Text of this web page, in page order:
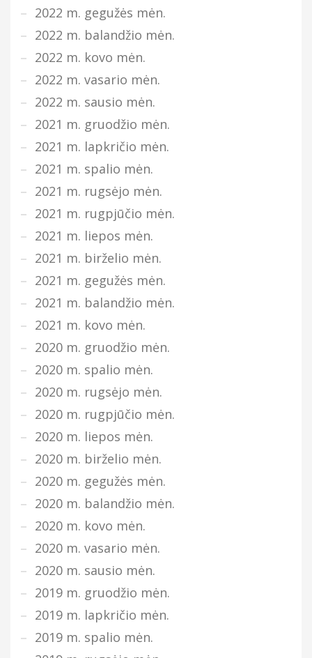
2022 m. gegužės mėn.
2022 m. balandžio mėn.
2022 m. kovo mėn.
2022 m. vasario mėn.
2022 m. sausio mėn.
2021 m. gruodžio mėn.
2021 m. lapkričio mėn.
2021 m. spalio mėn.
2021 m. rugsėjo mėn.
2021 m. rugpjūčio mėn.
2021 m. liepos mėn.
2021 m. birželio mėn.
2021 m. gegužės mėn.
2021 m. balandžio mėn.
2021 m. kovo mėn.
2020 m. gruodžio mėn.
2020 m. spalio mėn.
2020 m. rugsėjo mėn.
2020 m. rugpjūčio mėn.
2020 m. liepos mėn.
2020 m. birželio mėn.
2020 m. gegužės mėn.
2020 m. balandžio mėn.
2020 m. kovo mėn.
2020 m. vasario mėn.
2020 m. sausio mėn.
2019 m. gruodžio mėn.
2019 m. lapkričio mėn.
2019 m. spalio mėn.